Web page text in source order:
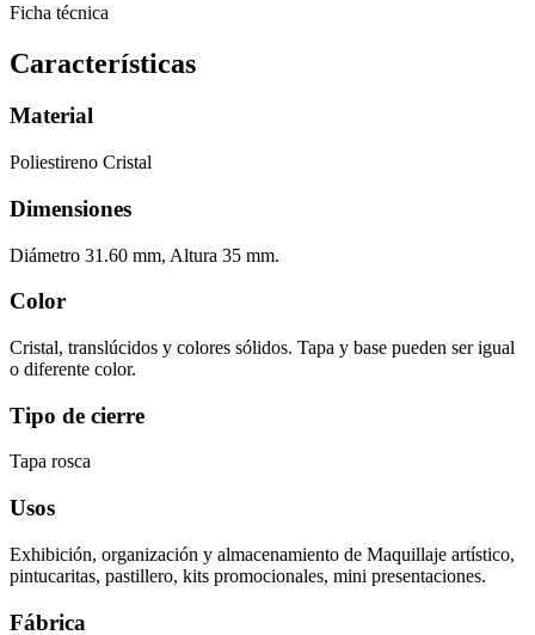
Ficha técnica
Características
Material
Poliestireno Cristal
Dimensiones
Diámetro 31.60 mm, Altura 35 mm.
Color
Cristal, translúcidos y colores sólidos. Tapa y base pueden ser igual
o diferente color.
Tipo de cierre
Tapa rosca
Usos
Exhibición, organización y almacenamiento de Maquillaje artístico,
pintucaritas, pastillero, kits promocionales, mini presentaciones.
Fábrica